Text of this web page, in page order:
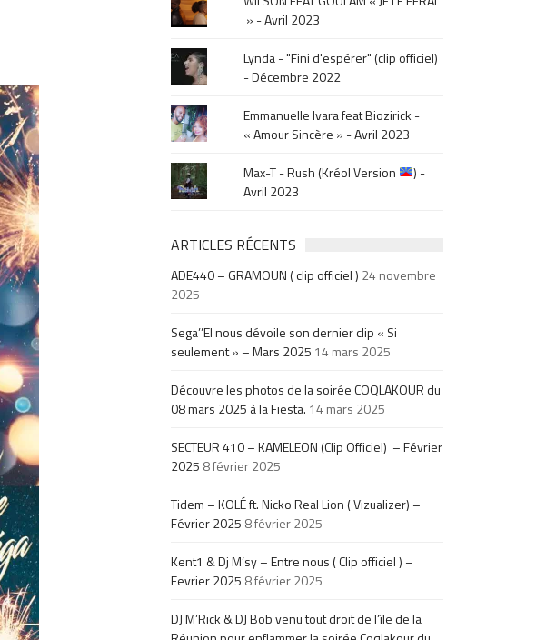
» - Avril 2023
Lynda - "Fini d'espérer" (clip officiel)
- Décembre 2022
Emmanuelle Ivara feat Biozirick -
« Amour Sincère » - Avril 2023
Max-T - Rush (Kréol Version
) -
Avril 2023
ARTICLES RÉCENTS
ADE440 – GRAMOUN ( clip officiel ) 24 novembre
2025
Sega’’El nous dévoile son dernier clip « Si
seulement » – Mars 2025 14 mars 2025
Découvre les photos de la soirée COQLAKOUR du
08 mars 2025 à la Fiesta. 14 mars 2025
SECTEUR 410 – KAMELEON (Clip Officiel) – Février
2025 8 février 2025
Tidem – KOLÉ ft. Nicko Real Lion ( Vizualizer) –
Février 2025 8 février 2025
Kent1 & Dj M’sy – Entre nous ( Clip officiel ) –
Fevrier 2025 8 février 2025
DJ M’Rick & DJ Bob venu tout droit de l’île de la